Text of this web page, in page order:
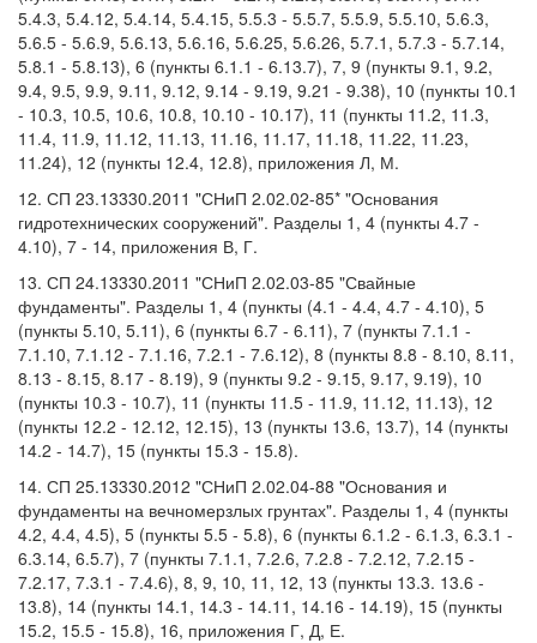
5.4.3, 5.4.12, 5.4.14, 5.4.15, 5.5.3 - 5.5.7, 5.5.9, 5.5.10, 5.6.3,
5.6.5 - 5.6.9, 5.6.13, 5.6.16, 5.6.25, 5.6.26, 5.7.1, 5.7.3 - 5.7.14,
5.8.1 - 5.8.13), 6 (пункты 6.1.1 - 6.13.7), 7, 9 (пункты 9.1, 9.2,
9.4, 9.5, 9.9, 9.11, 9.12, 9.14 - 9.19, 9.21 - 9.38), 10 (пункты 10.1
- 10.3, 10.5, 10.6, 10.8, 10.10 - 10.17), 11 (пункты 11.2, 11.3,
11.4, 11.9, 11.12, 11.13, 11.16, 11.17, 11.18, 11.22, 11.23,
11.24), 12 (пункты 12.4, 12.8), приложения Л, М.
12. СП 23.13330.2011 "СНиП 2.02.02-85* "Основания
гидротехнических сооружений". Разделы 1, 4 (пункты 4.7 -
4.10), 7 - 14, приложения В, Г.
13. СП 24.13330.2011 "СНиП 2.02.03-85 "Свайные
фундаменты". Разделы 1, 4 (пункты (4.1 - 4.4, 4.7 - 4.10), 5
(пункты 5.10, 5.11), 6 (пункты 6.7 - 6.11), 7 (пункты 7.1.1 -
7.1.10, 7.1.12 - 7.1.16, 7.2.1 - 7.6.12), 8 (пункты 8.8 - 8.10, 8.11,
8.13 - 8.15, 8.17 - 8.19), 9 (пункты 9.2 - 9.15, 9.17, 9.19), 10
(пункты 10.3 - 10.7), 11 (пункты 11.5 - 11.9, 11.12, 11.13), 12
(пункты 12.2 - 12.12, 12.15), 13 (пункты 13.6, 13.7), 14 (пункты
14.2 - 14.7), 15 (пункты 15.3 - 15.8).
14. СП 25.13330.2012 "СНиП 2.02.04-88 "Основания и
фундаменты на вечномерзлых грунтах". Разделы 1, 4 (пункты
4.2, 4.4, 4.5), 5 (пункты 5.5 - 5.8), 6 (пункты 6.1.2 - 6.1.3, 6.3.1 -
6.3.14, 6.5.7), 7 (пункты 7.1.1, 7.2.6, 7.2.8 - 7.2.12, 7.2.15 -
7.2.17, 7.3.1 - 7.4.6), 8, 9, 10, 11, 12, 13 (пункты 13.3. 13.6 -
13.8), 14 (пункты 14.1, 14.3 - 14.11, 14.16 - 14.19), 15 (пункты
15.2, 15.5 - 15.8), 16, приложения Г, Д, Е.